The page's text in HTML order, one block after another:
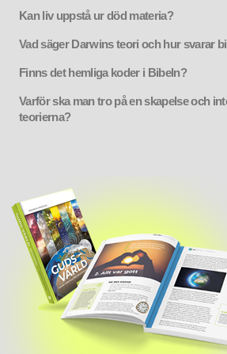
Kan liv uppstå ur död materia?
Vad säger Darwins teori och hur svarar
Finns det hemliga koder i Bibeln?
Varför ska man tro på en skapelse och
teorierna?